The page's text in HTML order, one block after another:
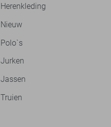
Herenkleding
Nieuw
Polo`s
Jurken
Jassen
Truien